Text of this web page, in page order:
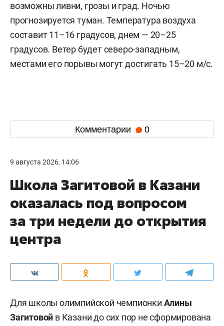
возможны ливни, грозы и град. Ночью
прогнозируется туман. Температура воздуха
составит 11–16 градусов, днем — 20–25
градусов. Ветер будет северо-западным,
местами его порывы могут достигать 15–20 м/с.
Комментарии 0
9 августа 2026, 14:06
Школа Загитовой в Казани
оказалась под вопросом
за три недели до открытия
центра
Для школы олимпийской чемпионки Алины
Загитовой в Казани до сих пор не сформирована